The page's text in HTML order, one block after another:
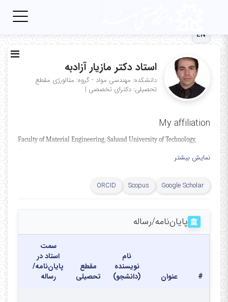
EN
استاد دکتر مازیار آزادبه
دانشکده: مهندسی مواد - گروه: متالورژی مقطع
تحصیلی: دکترای تخصصی |
My affiliation
Faculty of Material Engineering, Sahand University of Technology,
ایران
نمایش بیشتر
Google Scholar
Scopus
ORCID
پایان‌نامه‌/رساله
# عنوان
نام
نویسنده
(دانشجو)
مقطع
تحصیلی
سمت
استاد در
پایان‌نامه/
رساله